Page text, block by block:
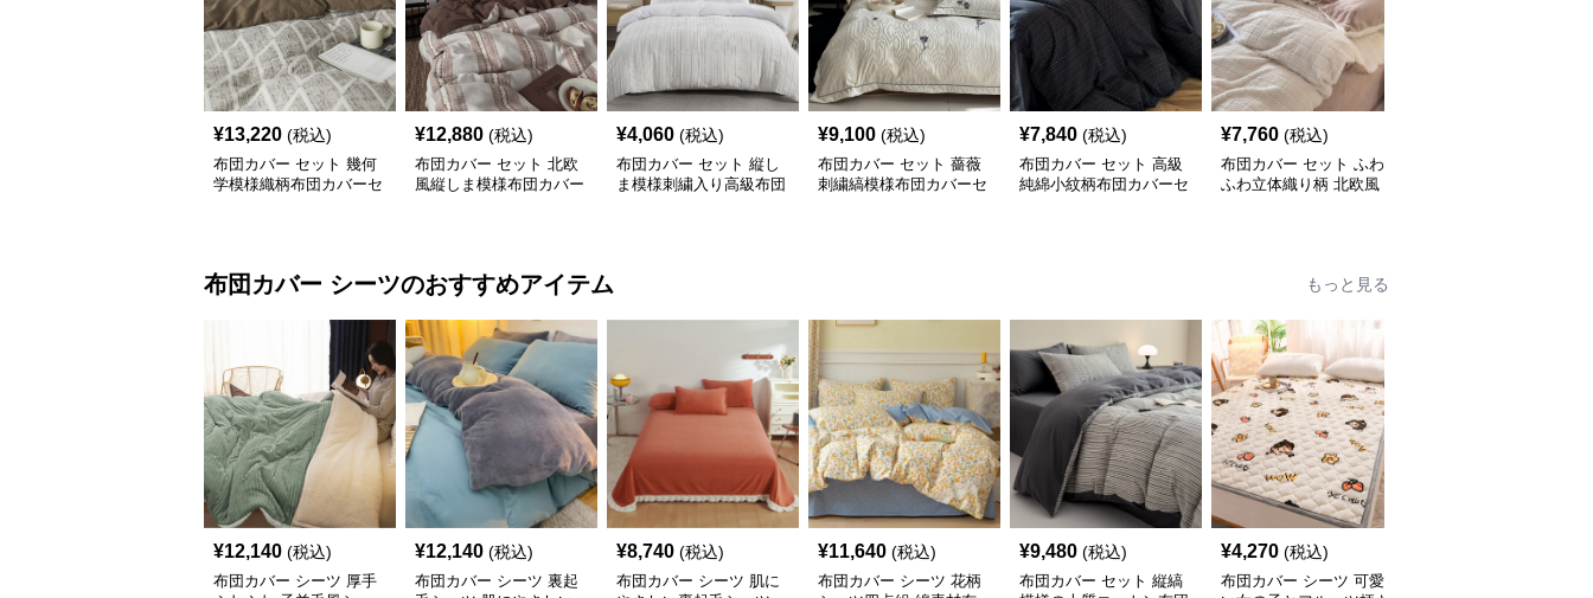
¥13,220 (税込)
布団カバー セット 幾何
学模様織柄布団カバーセ
¥12,880 (税込)
布団カバー セット 北欧
風縦しま模様布団カバー
¥4,060 (税込)
布団カバー セット 縦し
ま模様刺繍入り高級布団
¥9,100 (税込)
布団カバー セット 薔薇
刺繍縞模様布団カバーセ
¥7,840 (税込)
布団カバー セット 高級
純綿小紋柄布団カバーセ
¥7,760 (税込)
布団カバー セット ふわ
ふわ立体織り柄 北欧風
布団カバー シーツのおすすめアイテム もっと見る
¥12,140 (税込)
布団カバー シーツ 厚手
¥12,140 (税込)
布団カバー シーツ 裏起
¥8,740 (税込)
布団カバー シーツ 肌に
¥11,640 (税込)
布団カバー シーツ 花柄
¥9,480 (税込)
布団カバー セット 縦縞
¥4,270 (税込)
布団カバー シーツ 可愛